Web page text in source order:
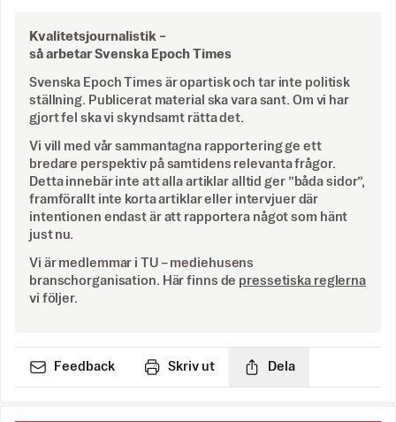
Kvalitetsjournalistik –
så arbetar Svenska Epoch Times
Svenska Epoch Times är opartisk och tar inte politisk
ställning. Publicerat material ska vara sant. Om vi har
gjort fel ska vi skyndsamt rätta det.
Vi vill med vår sammantagna rapportering ge ett
bredare perspektiv på samtidens relevanta frågor.
Detta innebär inte att alla artiklar alltid ger ”båda sidor”,
framförallt inte korta artiklar eller intervjuer där
intentionen endast är att rapportera något som hänt
just nu.
Vi är medlemmar i TU – mediehusens
branschorganisation. Här finns de pressetiska reglerna
vi följer.
Feedback Skriv ut Dela